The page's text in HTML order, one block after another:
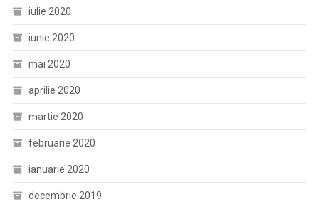
iulie 2020
iunie 2020
mai 2020
aprilie 2020
martie 2020
februarie 2020
ianuarie 2020
decembrie 2019